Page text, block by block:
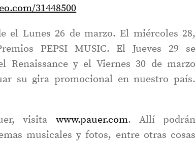
31448500
el Lunes 26 de marzo. El miércoles 28,
PEPSI MUSIC. El Jueves 29 se
Renaissance y el Viernes 30 de marzo
su gira promocional en nuestro país.
visita www.pauer.com. Allí podrán
musicales y fotos, entre otras cosas